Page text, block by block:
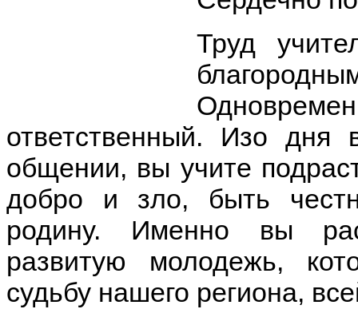
Труд
ответственный. Изо
общении, вы учите
добро и зло, быть
родину. Именно вы
развитую молодежь,
судьбу нашего региона,